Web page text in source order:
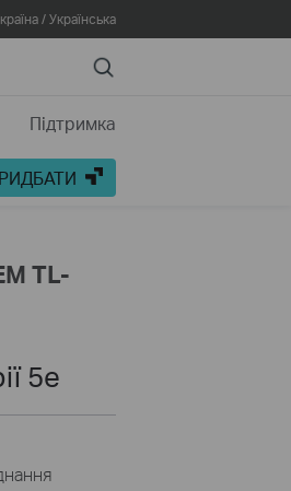
/ Українська
Search
Підтримка
TL-
5e